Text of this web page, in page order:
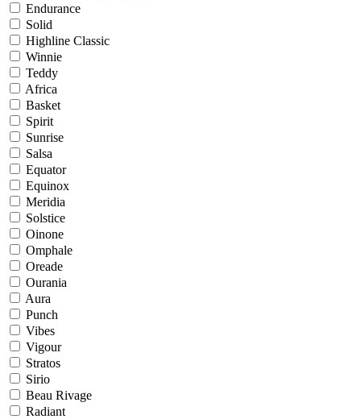
Endurance
Solid
Highline Classic
Winnie
Teddy
Africa
Basket
Spirit
Sunrise
Salsa
Equator
Equinox
Meridia
Solstice
Oinone
Omphale
Oreade
Ourania
Aura
Punch
Vibes
Vigour
Stratos
Sirio
Beau Rivage
Radiant